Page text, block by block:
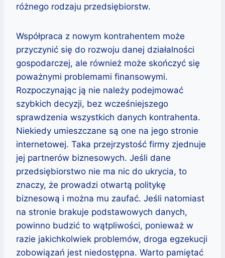
różnego rodzaju przedsiębiorstw.
Współpraca z nowym kontrahentem może
przyczynić się do rozwoju danej działalności
gospodarczej, ale również może skończyć się
poważnymi problemami finansowymi.
Rozpoczynając ją nie należy podejmować
szybkich decyzji, bez wcześniejszego
sprawdzenia wszystkich danych kontrahenta.
Niekiedy umieszczane są one na jego stronie
internetowej. Taka przejrzystość firmy zjednuje
jej partnerów biznesowych. Jeśli dane
przedsiębiorstwo nie ma nic do ukrycia, to
znaczy, że prowadzi otwartą politykę
biznesową i można mu zaufać. Jeśli natomiast
na stronie brakuje podstawowych danych,
powinno budzić to wątpliwości, ponieważ w
razie jakichkolwiek problemów, droga egzekucji
zobowiązań jest niedostępna. Warto pamiętać